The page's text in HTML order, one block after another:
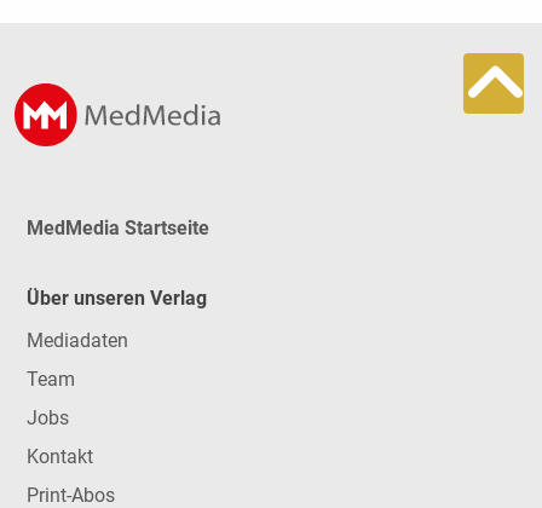
MedMedia Startseite
Über unseren Verlag
Mediadaten
Team
Jobs
Kontakt
Print-Abos